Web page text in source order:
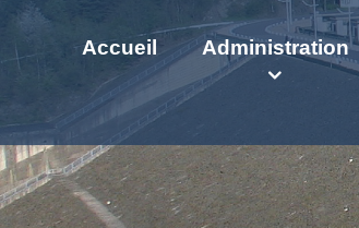
Accueil Administration